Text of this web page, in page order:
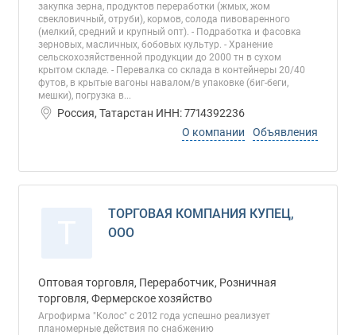
закупка зерна, продуктов переработки (жмых, жом
свекловичный, отруби), кормов, солода пивоваренного
(мелкий, средний и крупный опт). - Подработка и фасовка
зерновых, масличных, бобовых культур. - Хранение
сельскохозяйственной продукции до 2000 тн в сухом
крытом складе. - Перевалка со склада в контейнеры 20/40
футов, в крытые вагоны навалом/в упаковке (биг-беги,
мешки), погрузка в...
Россия, Татарстан ИНН: 7714392236
О компании
Объявления
ТОРГОВАЯ КОМПАНИЯ КУПЕЦ,
ООО
Оптовая торговля, Переработчик, Розничная
торговля, Фермерское хозяйство
Агрофирма "Колос" с 2012 года успешно реализует
планомерные действия по снабжению